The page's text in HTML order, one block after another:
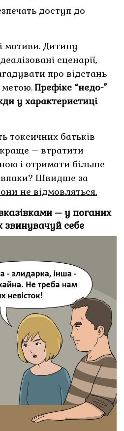
доступ до
мотиви. Дитину
сценарії,
про відстань
метою.Префікс “недо-”
у характеристиці
токсичних батьків
– втратити
і отримати більше
Швидше за
не відмовляться.
– у поганих
звинувачуй себе